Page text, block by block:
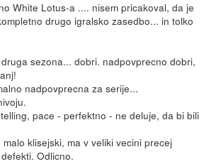
White Lotus-a .... nisem pricakoval, da je
drugo igralsko zasedbo... in tolko
sezona... dobri. nadpovprecno dobri,
nadpovprecna za serije...
pace - perfektno - ne deluje, da bi bili
klisejski, ma v veliki vecini precej
Odlicno.